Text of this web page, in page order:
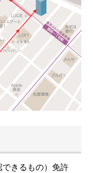
きるもの）免許